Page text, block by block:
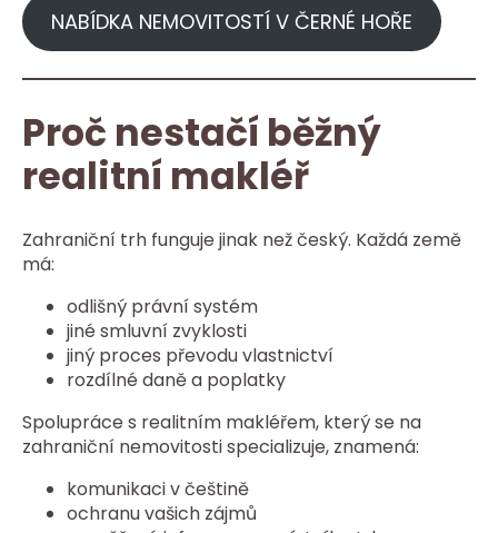
NABÍDKA NEMOVITOSTÍ V ČERNÉ HOŘE
Proč nestačí běžný
realitní makléř
Zahraniční trh funguje jinak než český. Každá země
má:
odlišný právní systém
jiné smluvní zvyklosti
jiný proces převodu vlastnictví
rozdílné daně a poplatky
Spolupráce s realitním makléřem, který se na
zahraniční nemovitosti specializuje, znamená:
komunikaci v češtině
ochranu vašich zájmů